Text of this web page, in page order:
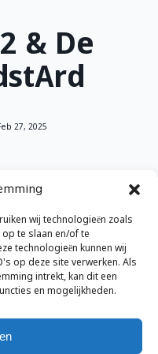
wij technologieën zoals
te slaan en/of te
technologieën kunnen wij
op deze site verwerken. Als
intrekt, kan dit een
en mogelijkheden.
& De
27, 2025
kalender bekijken